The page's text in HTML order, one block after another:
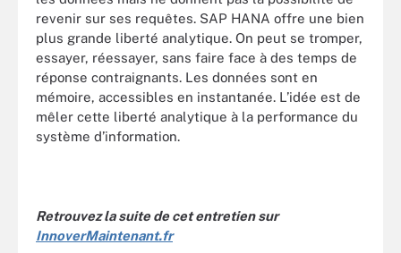
revenir sur ses requêtes. SAP HANA offre une bien
plus grande liberté analytique. On peut se tromper,
essayer, réessayer, sans faire face à des temps de
réponse contraignants. Les données sont en
mémoire, accessibles en instantanée. L’idée est de
mêler cette liberté analytique à la performance du
système d’information.
Retrouvez la suite de cet entretien sur
InnoverMaintenant.fr